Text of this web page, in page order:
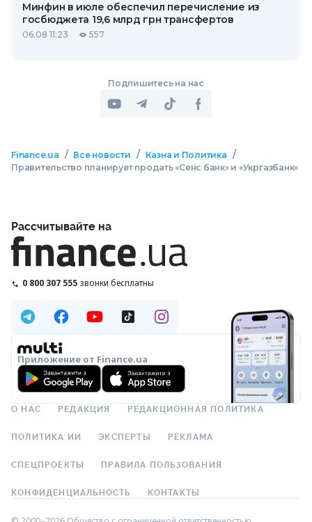
Минфин в июле обеспечил перечисление из
госбюджета 19,6 млрд грн трансфертов
06.08 11:23 557
Подпишитесь на нас
Finance.ua / Все новости / Казна и Политика /
Правительство планирует продать «Сенс банк» и «Укргазбанк»
Рассчитывайте на
0 800 307 555 звонки бесплатны
Приложение от Finance.ua
О НАС РЕДАКЦИЯ РЕДАКЦИОННАЯ ПОЛИТИКА
ПОЛИТИКА ИИ ЭКСПЕРТЫ РЕКЛАМА
СПЕЦПРОЕКТЫ ПРАВИЛА ПОЛЬЗОВАНИЯ
КОНФИДЕНЦИАЛЬНОСТЬ КОНТАКТЫ